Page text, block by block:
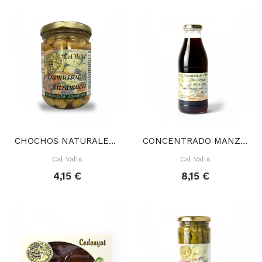
CHOCHOS NATURALES 300 GR
Cal Valls
4,15 €
CONCENTRADO MANZANA 690 GR
Cal Valls
8,15 €